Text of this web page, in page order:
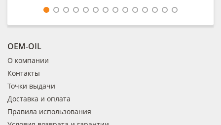
OEM-OIL
О компании
Контакты
Точки выдачи
Доставка и оплата
Правила использования